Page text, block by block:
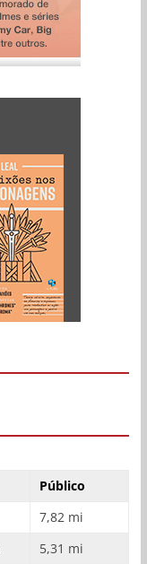
Público
7,82 mi
5,31 mi